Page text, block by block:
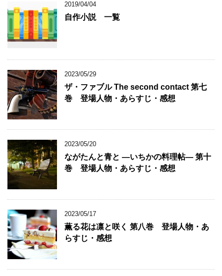
2019/04/04
自作小説 一覧
2023/05/29
ザ・ファブル The second contact 第七
巻 登場人物・あらすじ・感想
2023/05/20
ながたんと青と ―いちかの料理帖― 第十
巻 登場人物・あらすじ・感想
2023/05/17
薫る花は凛と咲く 第八巻 登場人物・あ
らすじ・感想